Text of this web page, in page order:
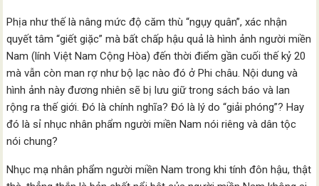
Phịa như thế là nâng mức độ căm thù “ngụy quân”, xác nhận
quyết tâm “giết giặc” mà bất chấp hậu quả là hình ảnh người miền
Nam (lính Việt Nam Cộng Hòa) đến thời điểm gần cuối thế kỷ 20
mà vẫn còn man rợ như bộ lạc nào đó ở Phi châu. Nội dung và
hình ảnh này đương nhiên sẽ bị lưu giữ trong sách báo và lan
rộng ra thế giới. Đó là chính nghĩa? Đó là lý do “giải phóng”? Hay
đó là sỉ nhục nhân phẩm người miền Nam nói riêng và dân tộc
nói chung?
Nhục mạ nhân phẩm người miền Nam trong khi tính đôn hậu, thật